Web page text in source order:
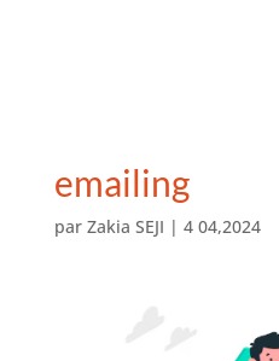
emailing
par Zakia SEJI | 4 04,2024